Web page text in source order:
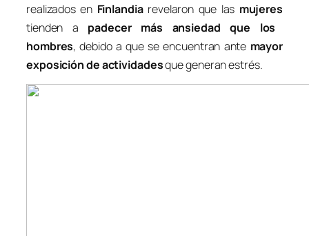
realizados en Finlandia revelaron que las mujeres
tienden a padecer más ansiedad que los
hombres, debido a que se encuentran ante mayor
exposición de actividadesque generan estrés.